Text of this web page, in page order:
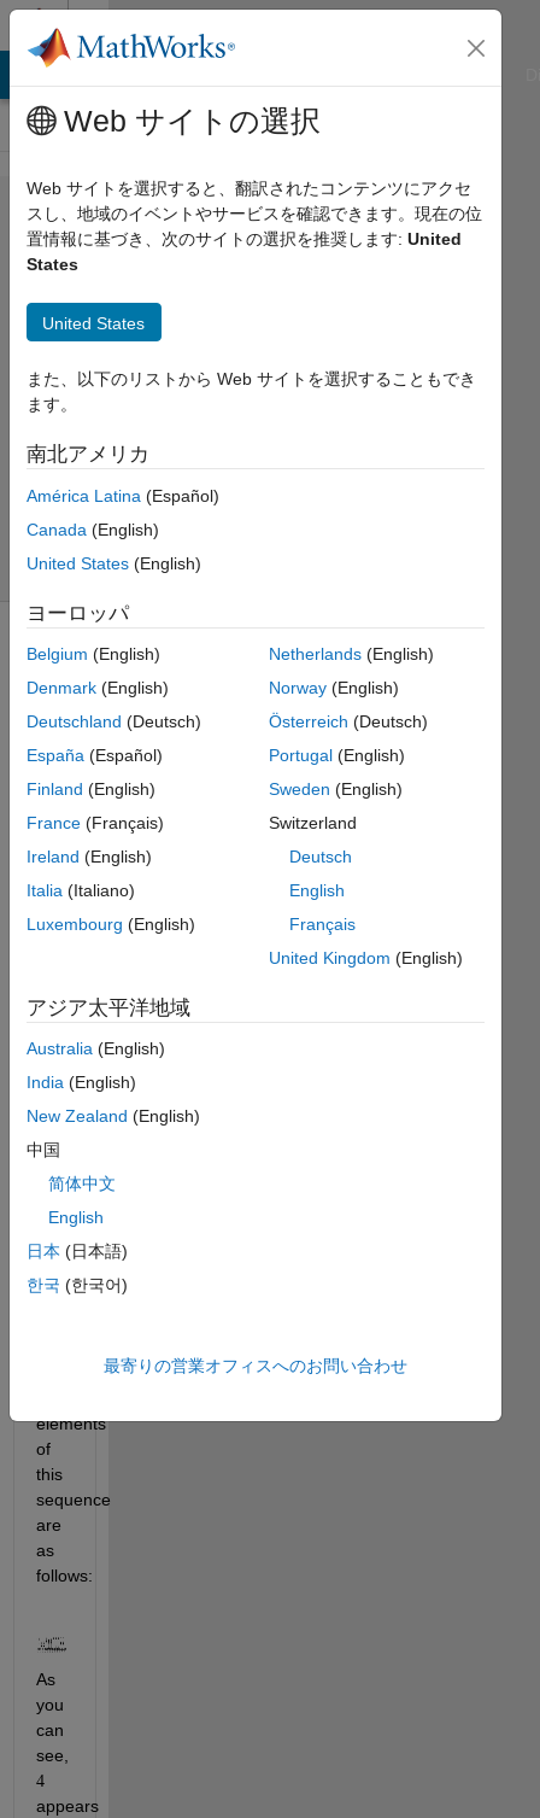
コンテンツへスキップ
Problem
52824.
Sequences
Sequence
Ramon
Villamangca
solvers
1 likes
We
define
N-
N's
Sequence,
the
series
in
ascending
and
with
repetition,
any
number
n
n
elements
of
this
sequence
are
as
follows:
As
you
can
4
appears
Web サイトの選択
Web サイトを選択すると、翻訳されたコンテンツにアクセ
スし、地域のイベントやサービスを確認できます。現在の位
置情報に基づき、次のサイトの選択を推奨します: United
States
United States
また、以下のリストから Web サイトを選択することもでき
ます。
南北アメリカ
América Latina (Español)
Canada (English)
United States (English)
ヨーロッパ
Belgium (English)
Denmark (English)
Deutschland (Deutsch)
España (Español)
Finland (English)
France (Français)
Ireland (English)
Italia (Italiano)
Luxembourg (English)
Netherlands(English)
Norway(English)
Österreich (Deutsch)
Portugal(English)
Sweden (English)
Switzerland
Deutsch
English
Français
United Kingdom (English)
アジア太平洋地域
Australia (English)
India (English)
New Zealand (English)
中国
简体中文
English
日本 (日本語)
한국 (한국어)
最寄りの営業オフィスへのお問い合わせ